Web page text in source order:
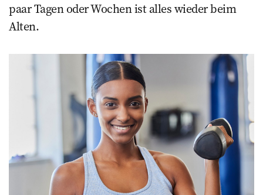
paar Tagen oder Wochen ist alles ­wieder beim
Alten.